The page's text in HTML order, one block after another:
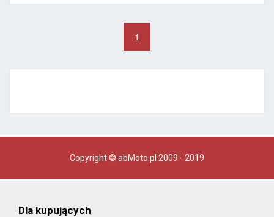
1
Copyright © abMoto.pl 2009 - 2019
Dla kupujących